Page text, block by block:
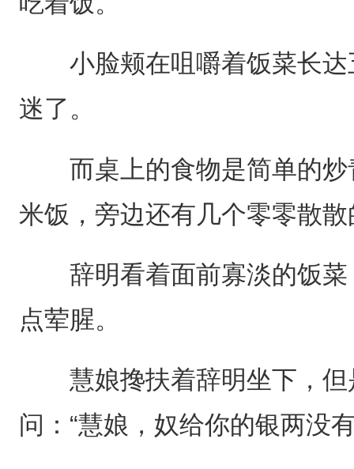
小脸颊在咀嚼着饭菜长达
迷了。
而桌上的食物是简单的炒
米饭，旁边还有几个零零散
辞明看着面前寡淡的饭菜
点荤腥。
慧娘搀扶着辞明坐下，但
问：“慧娘，奴给你的银两没